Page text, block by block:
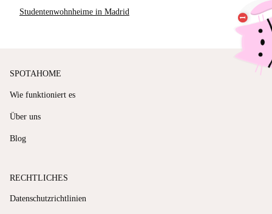
Studentenwohnheime in Madrid
SPOTAHOME
Wie funktioniert es
Über uns
Blog
RECHTLICHES
Datenschutzrichtlinien